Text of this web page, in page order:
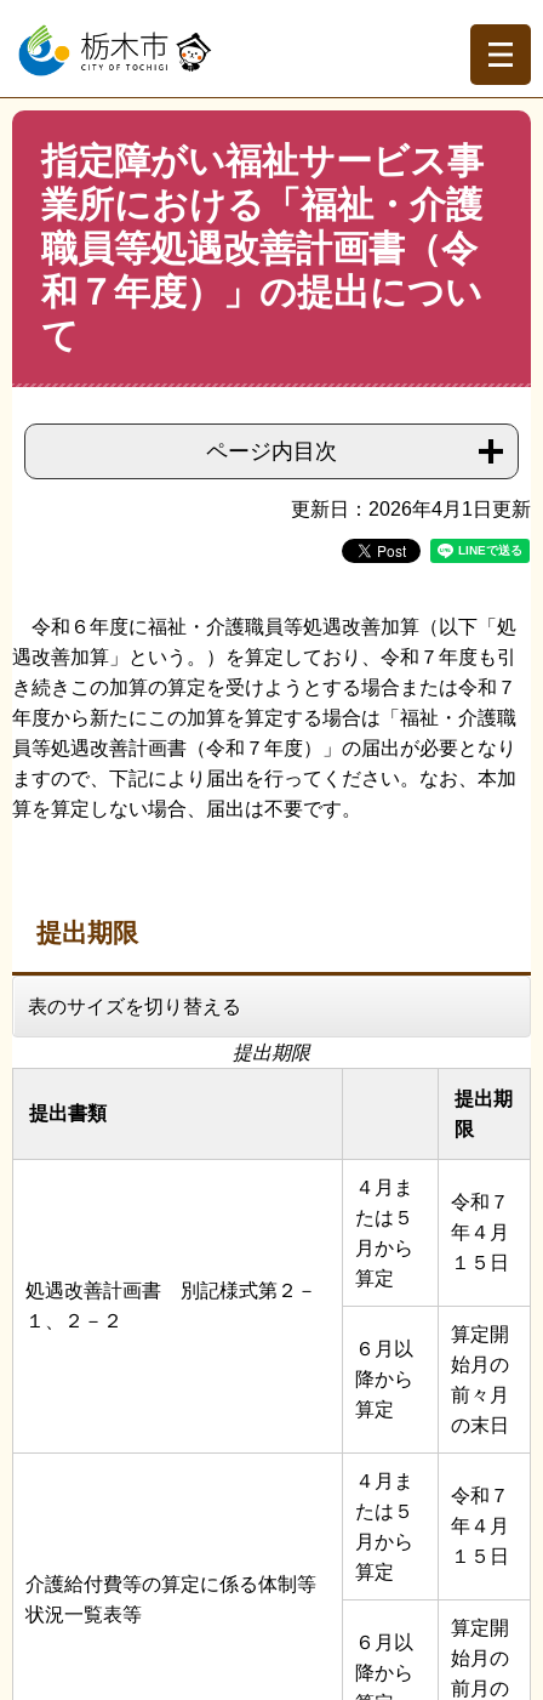
ー
の
先
ニ
ー
を
トップページ >分類でさがす >事業者の方へ >産業振興
福祉・健康・介護 >指定障がい福祉サービス事業所におけ
る「福祉・介護職員等処遇改善計画書（令和７年度）」の
提出について
指定障がい福祉サービス事
業所における「福祉・介護
職員等処遇改善計画書（令
和７年度）」の提出につい
て
ページ内目次
更新日：2026年4月1日更新
令和６年度に福祉・介護職員等処遇改善加算（以下「処
遇改善加算」という。）を算定しており、令和７年度も引
き続きこの加算の算定を受けようとする場合または令和７
年度から新たにこの加算を算定する場合は「福祉・介護職
員等処遇改善計画書（令和７年度）」の届出が必要となり
ますので、下記により届出を行ってください。なお、本加
算を算定しない場合、届出は不要です。
提出期限
表のサイズを切り替える
提出期限
提出書類
提出期
限
処遇改善計画書 別記様式第２－
１、２－２
４月ま
たは５
月から
算定
令和７
年４月
１５日
６月以
降から
算定
算定開
始月の
前々月
の末日
介護給付費等の算定に係る体制等
状況一覧表等
４月ま
たは５
月から
算定
令和７
年４月
１５日
６月以
降から
算定開
始月の
前月の